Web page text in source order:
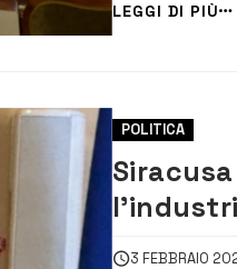
“Amico Sole”,
sostenuta da
LEGGI DI PIÙ
POLITICA
3 FEBBRAIO